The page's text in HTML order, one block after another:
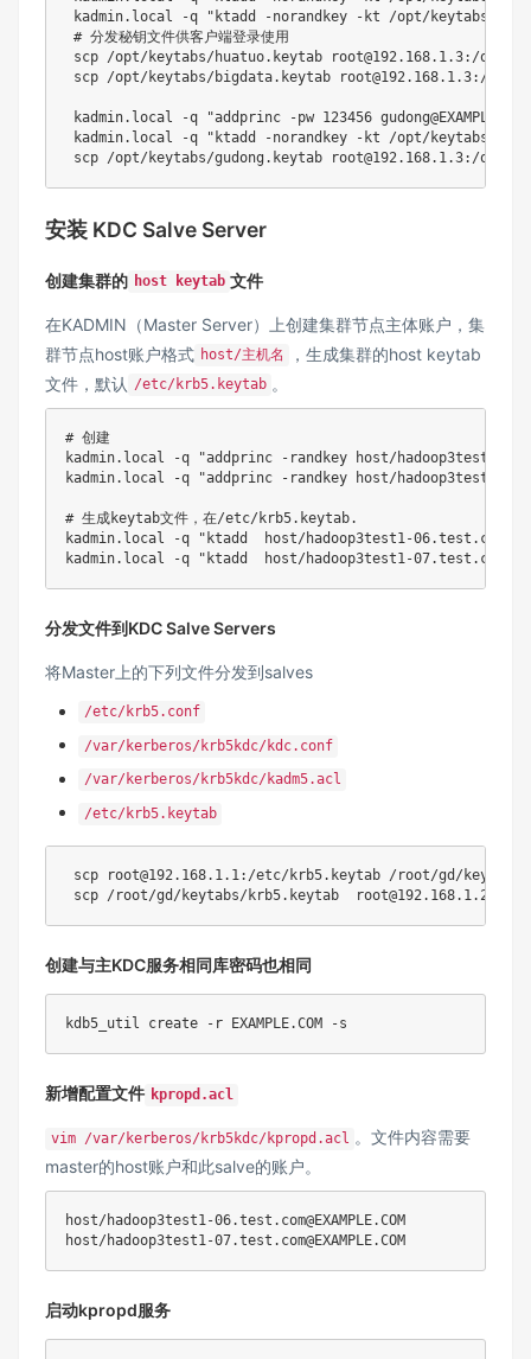
kadmin.local
-q
"ktadd -norandkey -kt /opt/keytabs/
# 分发秘钥文件供客户端登录使用
scp /opt/keytabs/huatuo.keytab root@192.168.1.3:/opt/
scp /opt/keytabs/bigdata.keytab root@192.168.1.3:/opt/
kadmin.local -q
"addprinc -pw 123456
kadmin.local
-q
"ktadd -norandkey -kt /opt/keytabs/
scp
安装 KDC Salve Server
创建集群的 host keytab 文件
在KADMIN（Master Server）上创建集群节点主体账户，集
群节点host账户格式 host/主机名
，生成集群的host keytab
文件，默认 /etc/krb5.keytab 。
# 创建
kadmin.local
-q
"addprinc -randkey host/hadoop3test1-
kadmin.local
-q "addprinc -randkey host/hadoop3test1-
# 生成keytab文件，在/etc/krb5.keytab.
kadmin.local
-q "ktadd  host/hadoop3test1-06.test.com"
kadmin.local
-q "ktadd  host/hadoop3test1-07.test.com"
分发文件到KDC Salve Servers
将Master上的下列文件分发到salves
/etc/krb5.conf
/var/kerberos/krb5kdc/kdc.conf
/var/kerberos/krb5kdc/kadm5.acl
/etc/krb5.keytab
scp root@192.168.1.1:/etc/krb5.keytab /root/gd/keytabs
scp
创建与主KDC服务相同库密码也相同
kdb5_util create -r EXAMPLE.COM -s
新增配置文件 kpropd.acl
vim /var/kerberos/krb5kdc/kpropd.acl 。文件内容需要
master的host账户和此salve的账户。
host/hadoop3test1-06.test.com@EXAMPLE.COM
启动kpropd服务